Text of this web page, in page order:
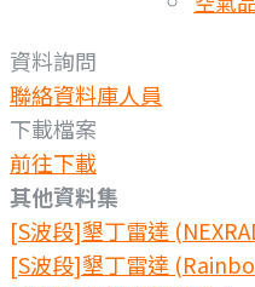
資料詢問
聯絡資料庫人員
下載檔案
前往下載
其他資料集
[S波段]墾丁雷達
[S波段]墾丁雷達